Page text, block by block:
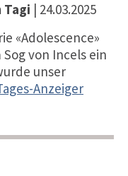
Tagi | 24.03.2025
«Adolescence»
von Incels ein
unser
Anzeiger